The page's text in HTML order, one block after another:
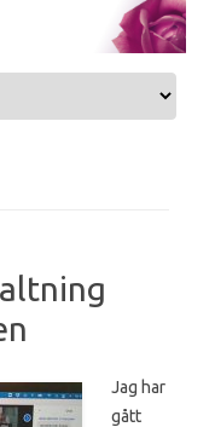
Jag har
gått